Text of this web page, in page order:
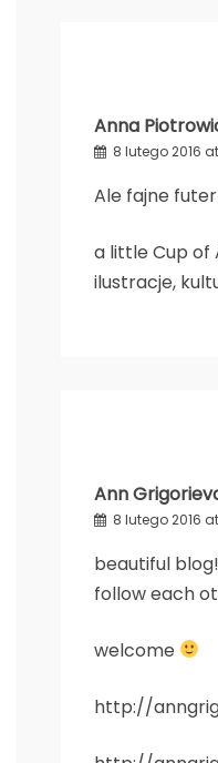
Anna
8 lutego 2016
Ale fajne
a little Cup of
ilustracje,
Ann
8 lutego 2016 at
beautiful
follow each
welcome
http://